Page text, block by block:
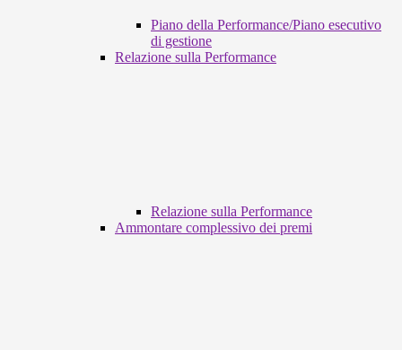
Piano della Performance/Piano esecutivo
di gestione
Relazione sulla Performance
Relazione sulla Performance
Ammontare complessivo dei premi